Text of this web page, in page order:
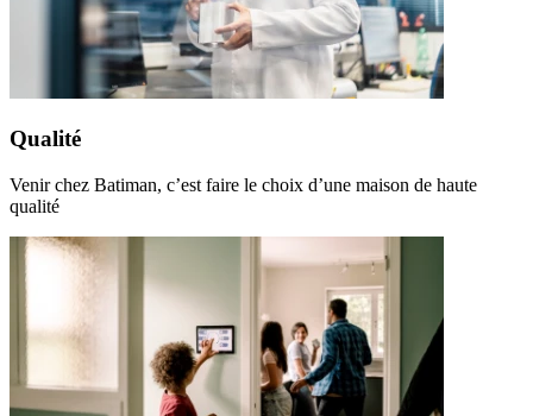
Qualité
Venir chez Batiman, c’est faire le choix d’une maison de haute
qualité